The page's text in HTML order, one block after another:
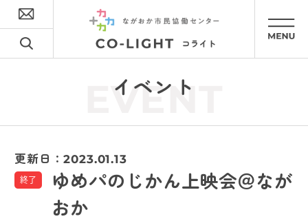
イベント
EVENT
更新日：2023.01.13
終了
ゆめパのじかん上映会＠なが
おか